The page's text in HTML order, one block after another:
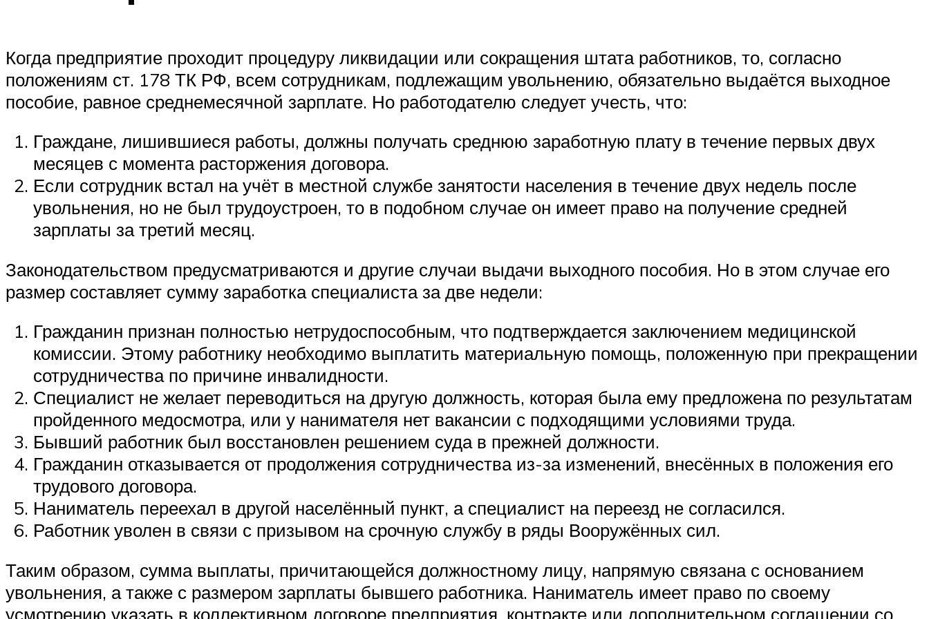
Когда предприятие проходит процедуру ликвидации или сокращения штата работников, то, согласно
положениям ст. 178 ТК РФ, всем сотрудникам, подлежащим увольнению, обязательно выдаётся выходное
пособие, равное среднемесячной зарплате. Но работодателю следует учесть, что:
Граждане, лишившиеся работы, должны получать среднюю заработную плату в течение первых двух
месяцев с момента расторжения договора.
Если сотрудник встал на учёт в местной службе занятости населения в течение двух недель после
увольнения, но не был трудоустроен, то в подобном случае он имеет право на получение средней
зарплаты за третий месяц.
Законодательством предусматриваются и другие случаи выдачи выходного пособия. Но в этом случае его
размер составляет сумму заработка специалиста за две недели:
Гражданин признан полностью нетрудоспособным, что подтверждается заключением медицинской
комиссии. Этому работнику необходимо выплатить материальную помощь, положенную при прекращении
сотрудничества по причине инвалидности.
Специалист не желает переводиться на другую должность, которая была ему предложена по результатам
пройденного медосмотра, или у нанимателя нет вакансии с подходящими условиями труда.
Бывший работник был восстановлен решением суда в прежней должности.
Гражданин отказывается от продолжения сотрудничества из-за изменений, внесённых в положения его
трудового договора.
Наниматель переехал в другой населённый пункт, а специалист на переезд не согласился.
Работник уволен в связи с призывом на срочную службу в ряды Вооружённых сил.
Таким образом, сумма выплаты, причитающейся должностному лицу, напрямую связана с основанием
увольнения, а также с размером зарплаты бывшего работника. Наниматель имеет право по своему
усмотрению указать в коллективном договоре предприятия, контракте или дополнительном соглашении со